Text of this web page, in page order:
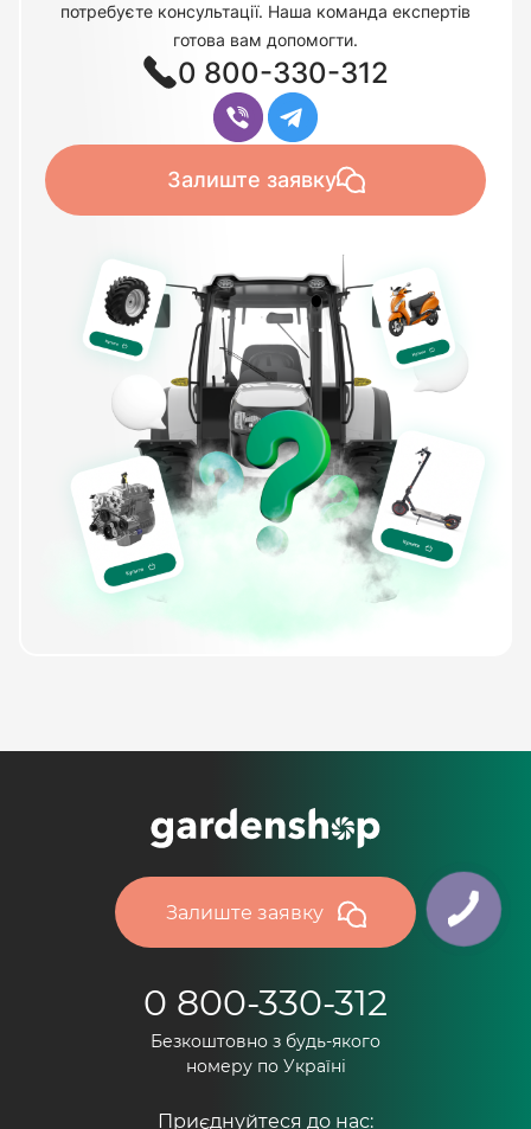
потребуєте консультації. Наша команда експертів
готова вам допомогти.
0 800-330-312
Залиште заявку
Залиште заявку
0 800-330-312
Безкоштовно з будь-якого
номеру по Україні
Приєднуйтеся до нас: